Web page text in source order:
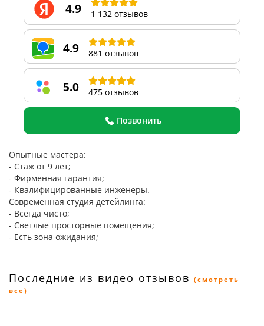
4.9 1 132 отзывов
4.9 881 отзывов
5.0 475 отзывов
Позвонить
Опытные мастера:
- Стаж от 9 лет;
- Фирменная гарантия;
- Квалифицированные инженеры.
Современная студия детейлинга:
- Всегда чисто;
- Светлые просторные помещения;
- Есть зона ожидания;
Последние из видео отзывов (смотреть
все)